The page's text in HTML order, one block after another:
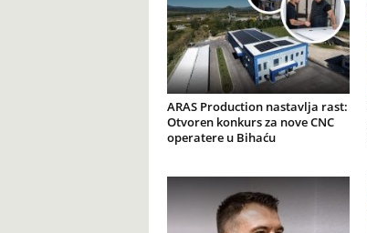
ARAS Production nastavlja rast:
Otvoren konkurs za nove CNC
operatere u Bihaću